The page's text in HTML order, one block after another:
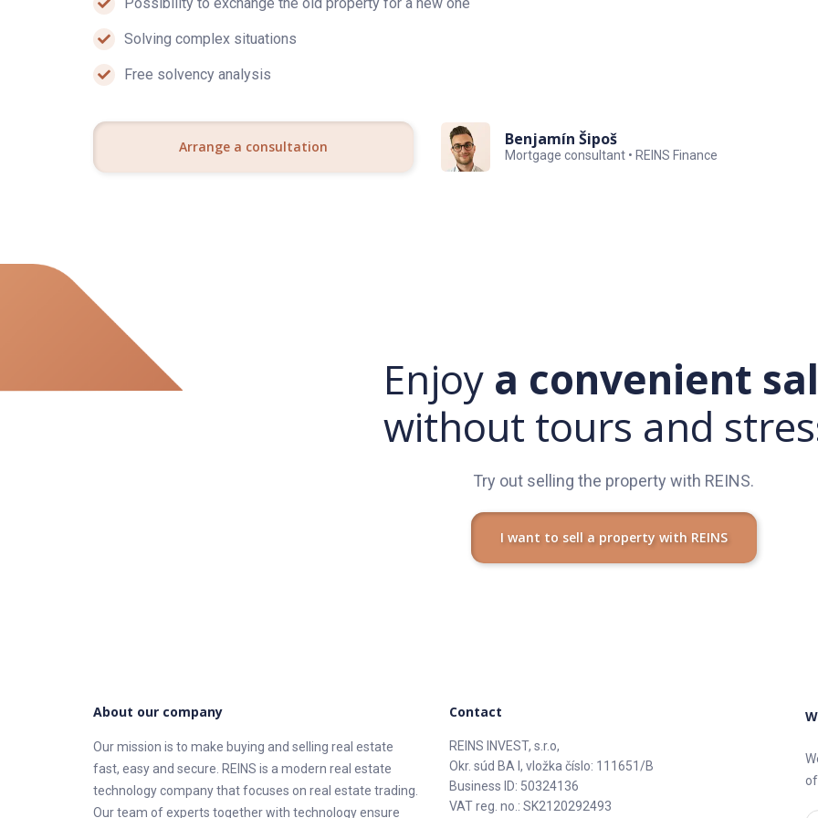
Solving complex situations
Free solvency analysis
Arrange a consultation Benjamín Šipoš
Mortgage consultant • REINS Finance
Enjoy a convenient
without tours and
Try out selling the property with REINS.
I want to sell a property with REINS
About our company
Our mission is to make buying and selling real estate
fast, easy and secure. REINS is a modern real estate
technology company that focuses on real estate trading.
Our team of experts together with technology ensure
Contact
REINS INVEST, s.r.o,
Okr. súd BA I, vložka číslo: 111651/B
Business ID: 50324136
VAT reg. no.: SK2120292493